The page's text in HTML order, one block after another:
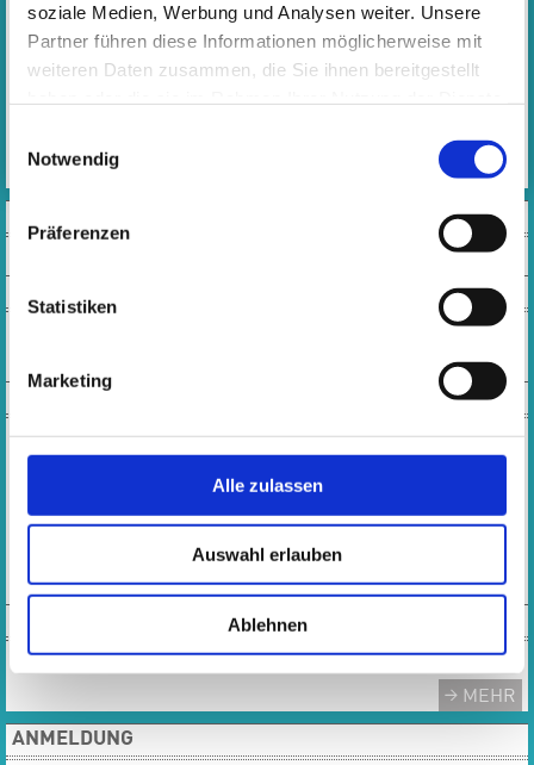
soziale Medien, Werbung und Analysen weiter. Unsere
Partner führen diese Informationen möglicherweise mit
weiteren Daten zusammen, die Sie ihnen bereitgestellt
Datenschutzhinweise
Notwendig
Präferenzen
Statistiken
Marketing
Alle zulassen
Auswahl erlauben
Ablehnen
Öffnungszeiten Musikschulbüro:
Mittwoch: 10:00 – 16:30 Uhr
Tel.: 0 61 42 - 83 26 43
E-MAIL
Das gesamte Team der Musikschule
MEHR
ANMELDUNG